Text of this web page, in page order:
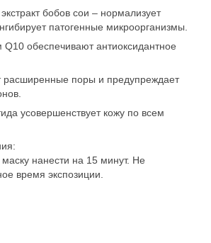
бобов сои – нормализует
патогенные микроорганизмы.
Q10 обеспечивают антиоксидантное
расширенные поры и предупреждает
усовершенствует кожу по всем
нанести на 15 минут. Не
время экспозиции.